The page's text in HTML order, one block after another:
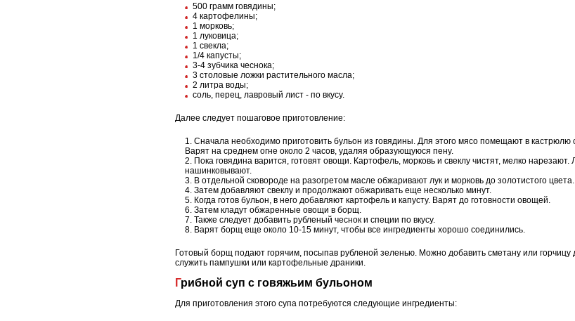
500 грамм говядины;
4 картофелины;
1 морковь;
1 луковица;
1 свекла;
1/4 капусты;
3-4 зубчика чеснока;
3 столовые ложки растительного масла;
2 литра воды;
соль, перец, лавровый лист - по вкусу.
Далее следует пошаговое приготовление:
Сначала необходимо приготовить бульон из говядины. Для этого мясо помещают в кастрюлю
Варят на среднем огне около 2 часов, удаляя образующуюся пену.
Пока говядина варится, готовят овощи. Картофель, морковь и свеклу чистят, мелко
нашинковывают.
В отдельной сковороде на разогретом масле обжаривают лук и морковь до золотистого цвета.
Затем добавляют свеклу и продолжают обжаривать еще несколько минут.
Когда готов бульон, в него добавляют картофель и капусту. Варят до готовности овощей.
Затем кладут обжаренные овощи в борщ.
Также следует добавить рубленый чеснок и специи по вкусу.
Варят борщ еще около 10-15 минут, чтобы все ингредиенты хорошо соединились.
Готовый борщ подают горячим, посыпав рубленой зеленью. Можно добавить сметану или
служить пампушки или картофельные драники.
Грибной суп с говяжьим бульоном
Для приготовления этого супа потребуются следующие ингредиенты: